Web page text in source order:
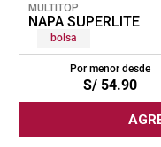
MULTITOP
NAPA SUPERLITE
bolsa
Por menor desde
S/ 54.90